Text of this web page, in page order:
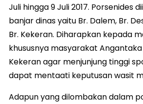
Juli hingga 9 Juli 2017. Porsenides
banjar dinas yaitu Br. Dalem, Br.
Br. Kekeran. Diharapkan kepada
khususnya masyarakat
Kekeran agar menjunjung tinggi
dapat mentaati keputusan wasit
Adapun yang dilombakan dalam